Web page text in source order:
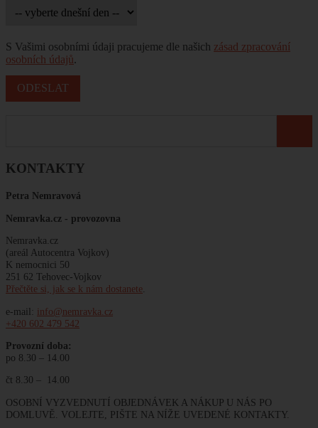
KONTAKTY
Petra Nemravová
Nemravka.cz - provozovna
Nemravka.cz
(areál Autocentra Vojkov)
K nemocnici 50
251 62 Tehovec-Vojkov
Přečtěte si, jak se k nám dostanete.
e-mail: info@nemravka.cz
+420 602 479 542
Provozní doba:
po 8.30 – 14.00
čt 8.30 – 14.00
OSOBNÍ VYZVEDNUTÍ OBJEDNÁVEK A NÁKUP U NÁS PO
DOMLUVĚ. VOLEJTE, PIŠTE NA NÍŽE UVEDENÉ KONTAKTY.
S Vašimi osobními údaji pracujeme dle našich zásad zpracování
osobních údajů.